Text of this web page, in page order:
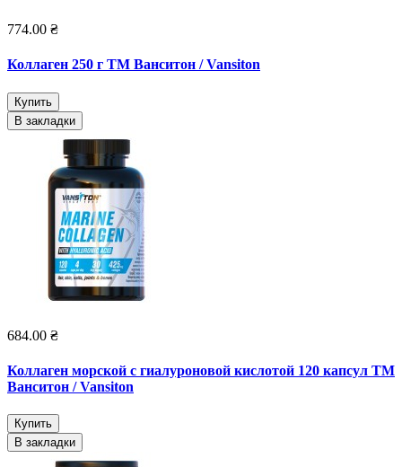
774.00 ₴
Коллаген 250 г ТМ Ванситон / Vansiton
Купить
В закладки
684.00 ₴
Коллаген морской с гиалуроновой кислотой 120 капсул ТМ
Ванситон / Vansiton
Купить
В закладки